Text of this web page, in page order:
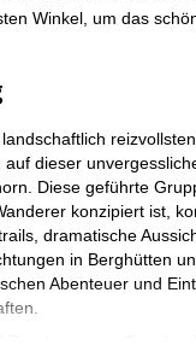
Winkel, um das
auf dieser
Diese geführte
konzipiert ist,
dramatische
in Berghütten
Abenteuer und